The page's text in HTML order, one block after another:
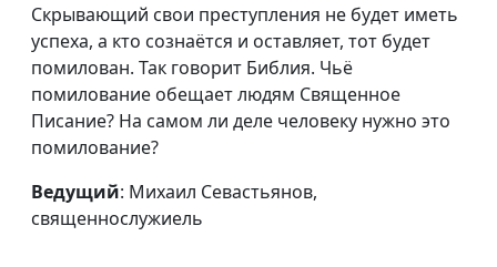
Скрывающий свои преступления не будет иметь
успеха, а кто сознаётся и оставляет, тот будет
помилован. Так говорит Библия. Чьё
помилование обещает людям Священное
Писание? На самом ли деле человеку нужно это
помилование?
Ведущий: Михаил Севастьянов,
священнослужиель